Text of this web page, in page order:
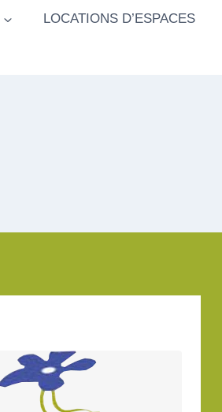
LOCATIONS D’ESPACES